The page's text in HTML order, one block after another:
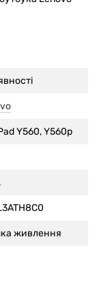
Y560, Y560p
живлення